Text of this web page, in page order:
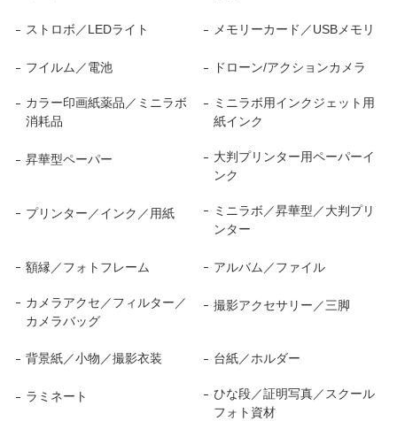
ストロボ／LEDライト メモリーカード／USBメモリ
フイルム／電池 ドローン/アクションカメラ
カラー印画紙薬品／ミニラボ
消耗品
ミニラボ用インクジェット用
紙インク
昇華型ペーパー
大判プリンター用ペーパーイ
ンク
プリンター／インク／用紙
ミニラボ／昇華型／大判プリ
ンター
額縁／フォトフレーム アルバム／ファイル
カメラアクセ／フィルター／
カメラバッグ
撮影アクセサリー／三脚
背景紙／小物／撮影衣装 台紙／ホルダー
ラミネート
ひな段／証明写真／スクール
フォト資材